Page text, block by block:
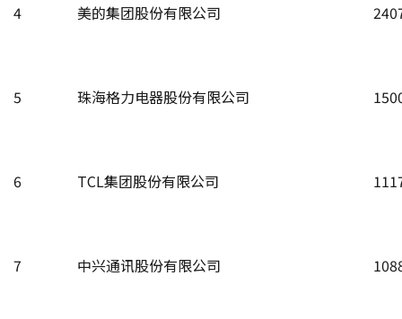
4 美的集团股份有限公司
5 珠海格力电器股份有限公司
6 TCL集团股份有限公司
7 中兴通讯股份有限公司